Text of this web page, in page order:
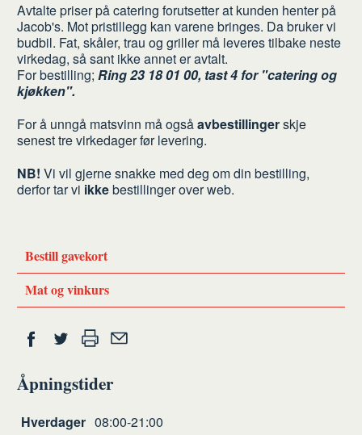
Avtalte priser på catering forutsetter at kunden henter på
Jacob's. Mot pristillegg kan varene bringes. Da bruker vi
budbil. Fat, skåler, trau og griller må leveres tilbake neste
virkedag, så sant ikke annet er avtalt.
For bestilling; Ring 23 18 01 00, tast 4 for "catering og
kjøkken".
For å unngå matsvinn må ogsåavbestillingerskje
senest tre virkedager før levering.
NB! Vi vil gjerne snakke med deg om din bestilling,
derfor tar vi ikkebestillinger over web.
Bestill gavekort
Mat og vinkurs
Del
på
Facebook
på
Twitter
ut
venn
Åpningstider
Åpningstider
Hverdager 08:00-21:00